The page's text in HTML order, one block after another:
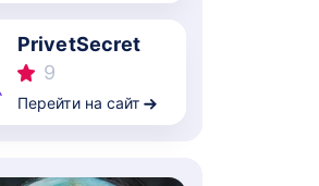
PrivetSecret
9
Перейти на сайт